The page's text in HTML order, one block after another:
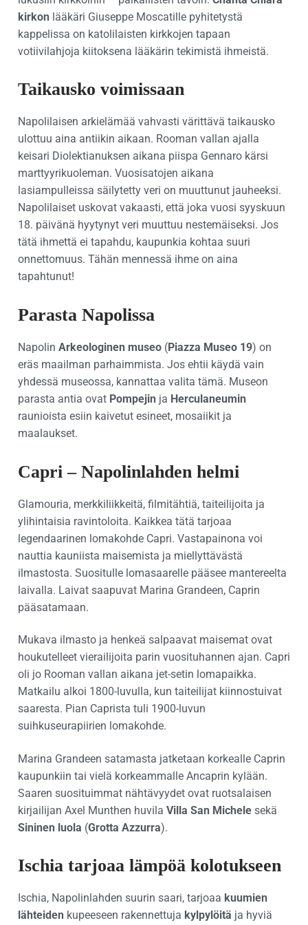
kirkon lääkäri Giuseppe Moscatille pyhitetystä
kappelissa on katolilaisten kirkkojen tapaan
votiivilahjoja kiitoksena lääkärin tekimistä ihmeistä.
Taikausko voimissaan
Napolilaisen arkielämää vahvasti värittävä taikausko
ulottuu aina antiikin aikaan. Rooman vallan ajalla
keisari Diolektianuksen aikana piispa Gennaro kärsi
marttyyrikuoleman. Vuosisatojen aikana
lasiampulleissa säilytetty veri on muuttunut jauheeksi.
Napolilaiset uskovat vakaasti, että joka vuosi syyskuun
18. päivänä hyytynyt veri muuttuu nestemäiseksi. Jos
tätä ihmettä ei tapahdu, kaupunkia kohtaa suuri
onnettomuus. Tähän mennessä ihme on aina
tapahtunut!
Parasta Napolissa
Napolin Arkeologinen museo (Piazza Museo 19) on
eräs maailman parhaimmista. Jos ehtii käydä vain
yhdessä museossa, kannattaa valita tämä. Museon
parasta antia ovat Pompejin ja Herculaneumin
raunioista esiin kaivetut esineet, mosaiikit ja
maalaukset.
Capri – Napolinlahden helmi
Glamouria, merkkiliikkeitä, filmitähtiä, taiteilijoita ja
ylihintaisia ravintoloita. Kaikkea tätä tarjoaa
legendaarinen lomakohde Capri. Vastapainona voi
nauttia kauniista maisemista ja miellyttävästä
ilmastosta. Suositulle lomasaarelle pääsee mantereelta
laivalla. Laivat saapuvat Marina Grandeen, Caprin
pääsatamaan.
Mukava ilmasto ja henkeä salpaavat maisemat ovat
houkutelleet vierailijoita parin vuosituhannen ajan. Capri
oli jo Rooman vallan aikana jet-setin lomapaikka.
Matkailu alkoi 1800-luvulla, kun taiteilijat kiinnostuivat
saaresta. Pian Caprista tuli 1900-luvun
suihkuseurapiirien lomakohde.
Marina Grandeen satamasta jatketaan korkealle Caprin
kaupunkiin tai vielä korkeammalle Ancaprin kylään.
Saaren suosituimmat nähtävyydet ovat ruotsalaisen
kirjailijan Axel Munthen huvila Villa San Michele sekä
Sininen luola (Grotta Azzurra).
Ischia tarjoaa lämpöä kolotukseen
Ischia, Napolinlahden suurin saari, tarjoaa kuumien
lähteiden kupeeseen rakennettuja kylpylöitä ja hyviä